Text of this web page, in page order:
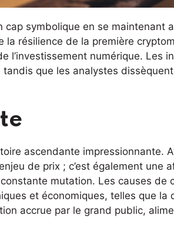
symbolique en se maintenant
résilience de la première
l’investissement numérique. Les
que les analystes
ascendante impressionnante.
de prix ; c’est également une
mutation. Les causes de
et économiques, telles que la
accrue par le grand public,